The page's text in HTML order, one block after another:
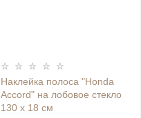
Наклейка полоса "Honda
Accord" на лобовое стекло
130 х 18 см